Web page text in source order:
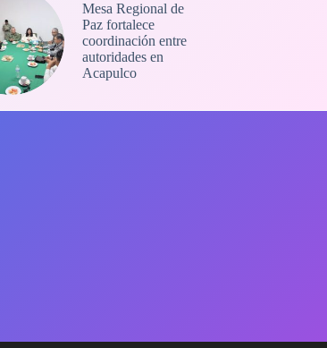
Mesa Regional de
Paz fortalece
coordinación entre
autoridades en
Acapulco